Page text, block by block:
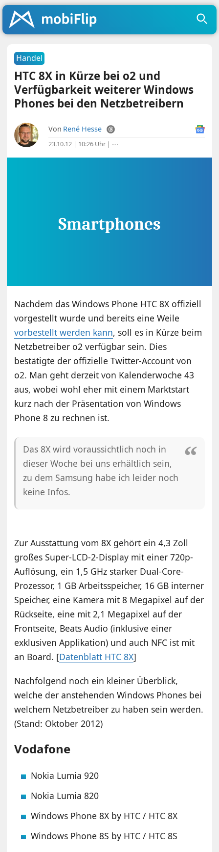
Handel
HTC 8X in Kürze bei o2 und
Verfügbarkeit weiterer Windows
Phones bei den Netzbetreibern
Von René Hesse
23.10.12 | 10:26 Uhr | ⋯
Nachdem das Windows Phone HTC 8X offiziell
vorgestellt wurde und bereits eine Weile
vorbestellt werden kann, soll es in Kürze beim
Netzbetreiber o2 verfügbar sein. Dies
bestätigte der offizielle Twitter-Account von
o2. Man geht derzeit von Kalenderwoche 43
aus, wobei wohl eher mit einem Marktstart
kurz nach der Präsentation von Windows
Phone 8 zu rechnen ist.
Das 8X wird voraussichtlich noch in
dieser Woche bei uns erhältlich sein,
zu dem Samsung habe ich leider noch
keine Infos.
Zur Ausstattung vom 8X gehört ein 4,3 Zoll
großes Super-LCD-2-Display mit einer 720p-
Auflösung, ein 1,5 GHz starker Dual-Core-
Prozessor, 1 GB Arbeitsspeicher, 16 GB interner
Speicher, eine Kamera mit 8 Megapixel auf der
Rückseite, eine mit 2,1 Megapixel auf der
Frontseite, Beats Audio (inklusive einer
exklusiven Applikation) und auch NFC ist mit
an Board. [Datenblatt HTC 8X]
Nachfolgend noch ein kleiner Überblick,
welche der anstehenden Windows Phones bei
welchem Netzbetreiber zu haben sein werden.
(Stand: Oktober 2012)
Vodafone
Nokia Lumia 920
Nokia Lumia 820
Windows Phone 8X by HTC / HTC 8X
Windows Phone 8S by HTC / HTC 8S